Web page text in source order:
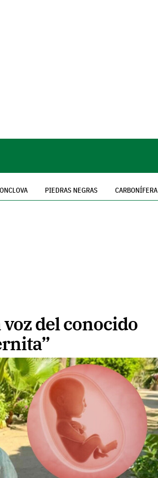
PIEDRAS NEGRAS CARBONÍFERA
del conocido